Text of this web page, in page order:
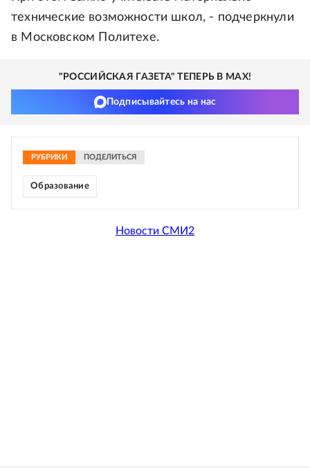
технические возможности школ, - подчеркнули
в Московском Политехе.
"РОССИЙСКАЯ ГАЗЕТА" ТЕПЕРЬ В MAX!
Подписывайтесь на нас
РУБРИКИ ПОДЕЛИТЬСЯ
Образование
Новости СМИ2